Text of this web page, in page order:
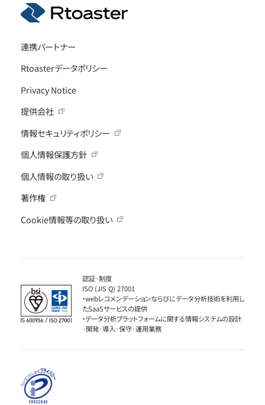
連携パートナー
Rtoasterデータポリシー
Privacy Notice
提供会社
情報セキュリティポリシー
個人情報保護方針
個人情報の取り扱い
著作権
Cookie情報等の取り扱い
認証·制度
ISO (JIS Q) 27001
・webレコメンデーションならびにデータ分析技術を利用し
たSaaSサービスの提供
・データ分析プラットフォームに関する情報システムの設計
·開発·導入·保守·運用業務